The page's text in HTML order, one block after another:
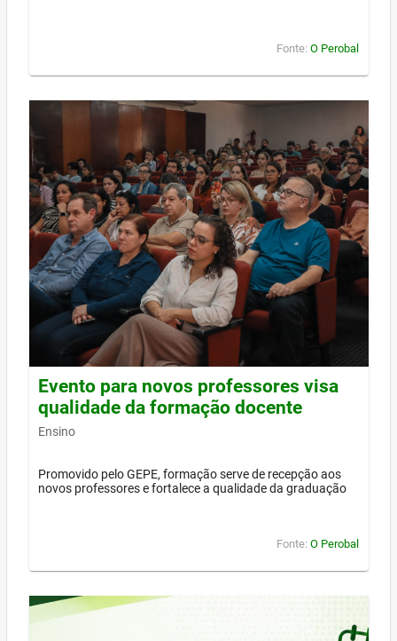
Fonte: O Perobal
Evento para novos professores visa
qualidade da formação docente
Ensino
Promovido pelo GEPE, formação serve de recepção aos
novos professores e fortalece a qualidade da graduação
Fonte: O Perobal